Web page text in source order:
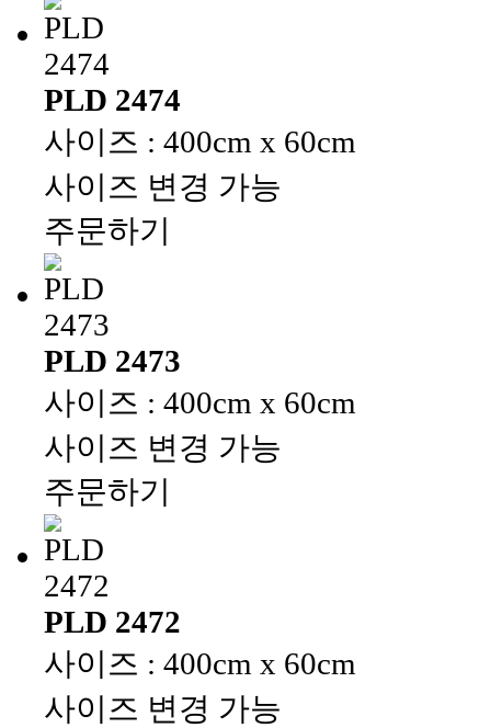
PLD 2474
사이즈 : 400cm x 60cm
사이즈 변경 가능
주문하기
PLD 2473
사이즈 : 400cm x 60cm
사이즈 변경 가능
주문하기
PLD 2472
사이즈 : 400cm x 60cm
사이즈 변경 가능